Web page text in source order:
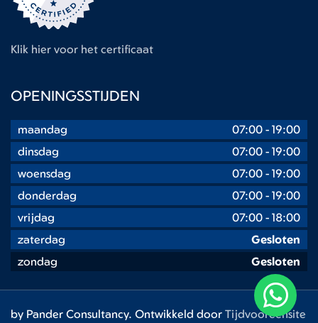
Klik hier voor het certificaat
OPENINGSSTIJDEN
maandag 07:00 - 19:00
dinsdag
07:00 - 19:00
woensdag
07:00 - 19:00
donderdag
07:00 - 19:00
vrijdag
07:00 - 18:00
zaterdag
Gesloten
zondag
Gesloten
by Pander Consultancy. Ontwikkeld door Tijdvooreensite